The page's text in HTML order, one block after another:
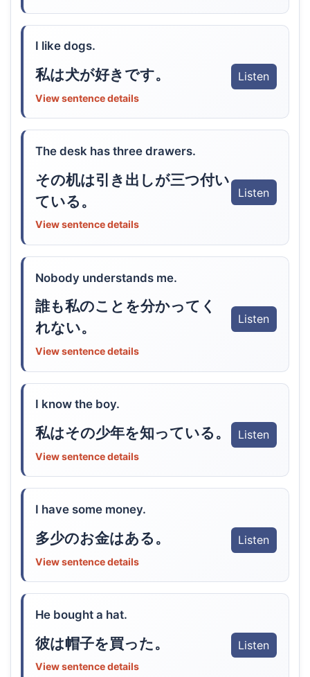
I like dogs.
私は犬が好きです。 Listen
View sentence details
The desk has three drawers.
その机は引き出しが三つ付い
ている。
Listen
View sentence details
Nobody understands me.
誰も私のことを分かってく
れない。
Listen
View sentence details
I know the boy.
私はその少年を知っている。 Listen
View sentence details
I have some money.
多少のお金はある。 Listen
View sentence details
He bought a hat.
彼は帽子を買った。 Listen
View sentence details